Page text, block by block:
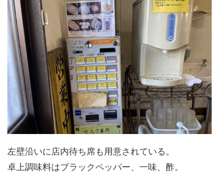
左壁沿いに店内待ち席も用意されている。
卓上調味料はブラックペッパー、一味、酢。